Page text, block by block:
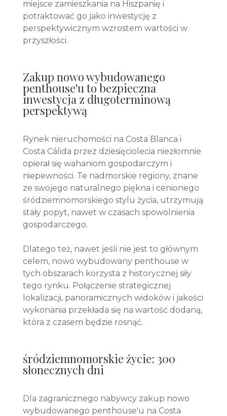
miejsce zamieszkania na Hiszpanię i
potraktować go jako inwestycję z
perspektywicznym wzrostem wartości w
przyszłości.
Zakup nowo wybudowanego
penthouse'u to bezpieczna
inwestycja z długoterminową
perspektywą
Rynek nieruchomości na Costa Blanca i
Costa Cálida przez dziesięciolecia niezłomnie
opierał się wahaniom gospodarczym i
niepewności. Te nadmorskie regiony, znane
ze swojego naturalnego piękna i cenionego
śródziemnomorskiego stylu życia, utrzymują
stały popyt, nawet w czasach spowolnienia
gospodarczego.
Dlatego też, nawet jeśli nie jest to głównym
celem, nowo wybudowany penthouse w
tych obszarach korzysta z historycznej siły
tego rynku. Połączenie strategicznej
lokalizacji, panoramicznych widoków i jakości
wykonania przekłada się na wartość dodaną,
która z czasem będzie rosnąć.
śródziemnomorskie życie: 300
słonecznych dni
Dla zagranicznego nabywcy zakup nowo
wybudowanego penthouse'u na Costa